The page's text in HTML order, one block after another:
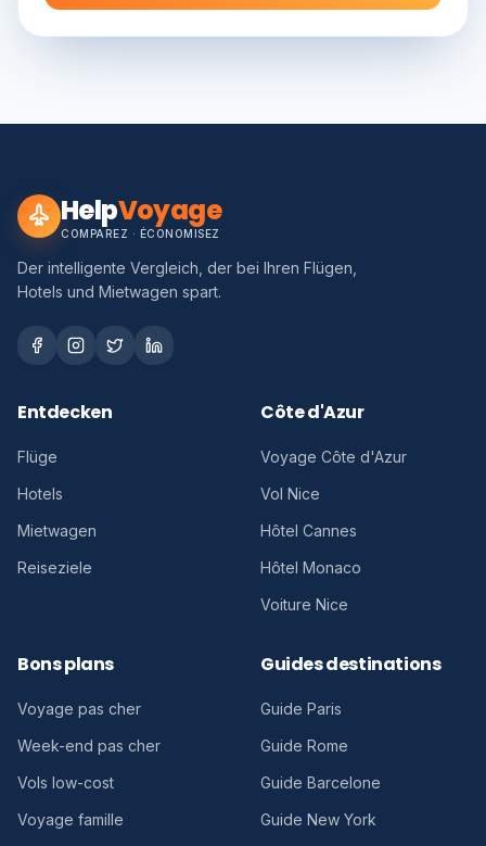
HelpVoyage
COMPAREZ · ÉCONOMISEZ
Der intelligente Vergleich, der bei Ihren Flügen,
Hotels und Mietwagen spart.
Entdecken
Flüge
Hotels
Mietwagen
Reiseziele
Côte d'Azur
Voyage Côte d'Azur
Vol Nice
Hôtel Cannes
Hôtel Monaco
Voiture Nice
Bons plans
Voyage pas cher
Week-end pas cher
Vols low-cost
Voyage famille
Guides destinations
Guide Paris
Guide Rome
Guide Barcelone
Guide New York